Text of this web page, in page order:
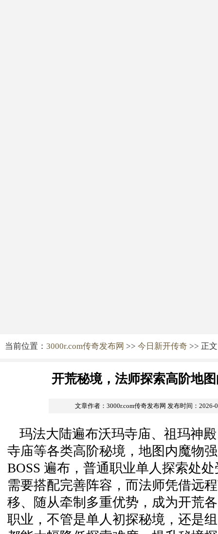
当前位置： 3000r.com传奇发布网 >> 今日新开传奇 >> 正文
开荒秘境，法师探索高阶地
文章作者：3000r.com传奇发布网 发布时间：2026-
玛法大陆遍布沃玛寺庙、祖玛神
寺庙等各类高阶秘境，地图内魔物
BOSS 遍布，普通职业单人探索处
需要搭配完善阵容，而法师凭借远
移、随从牵制多重优势，成为开荒
职业，不管是单人初探秘境，还是